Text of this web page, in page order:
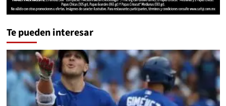
Te pueden interesar